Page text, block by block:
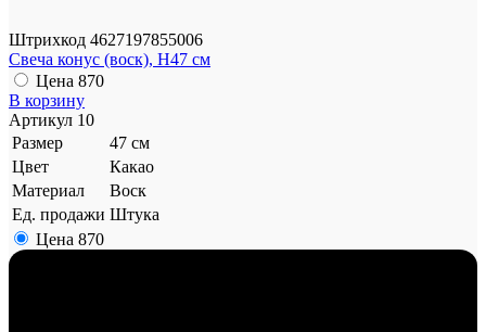
Штрихкод 4627197855006
Свеча конус (воск), H47 см
Цена 870
В корзину
Артикул 10
Размер
47 см
Цвет
Какао
Материал
Воск
Ед. продажи Штука
Цена 870